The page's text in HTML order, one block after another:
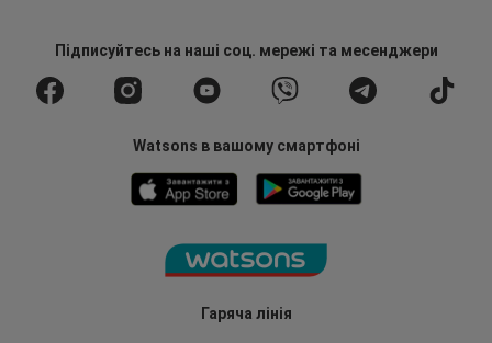
Гаряча лінія
Підписуйтесьна наші соц. мережі та месенджери
Watsons в вашому смартфоні